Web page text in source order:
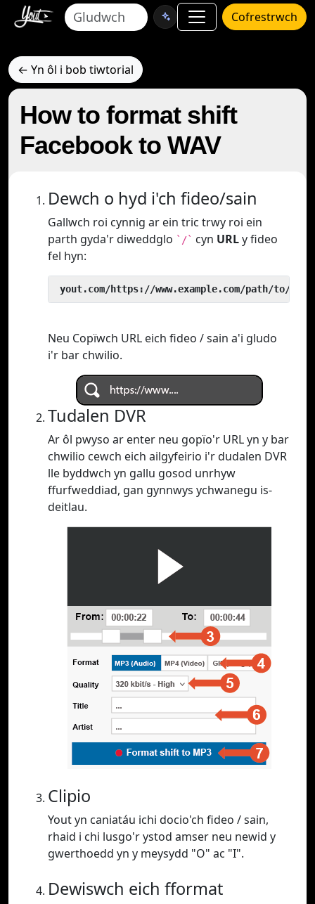
Cofrestrwch
← Yn ôl i bob tiwtorial
How to format shift
Facebook to WAV
Dewch o hyd i'ch fideo/sain
Gallwch roi cynnig ar ein tric trwy roi ein
parth gyda'r diweddglo `/` cyn URLy fideo
fel hyn:
yout.com/https://www.example.com/path/to/
Neu Copïwch URL eich fideo / sain a'i gludo
i'r bar chwilio.
Tudalen DVR
Ar ôl pwyso ar enter neu gopïo'r URL yn y bar
chwilio cewch eich ailgyfeirio i'r dudalen DVR
lle byddwch yn gallu gosod unrhyw
ffurfweddiad, gan gynnwys ychwanegu is-
deitlau.
Clipio
Yout yn caniatáu ichi docio'ch fideo / sain,
rhaid i chi lusgo'r ystod amser neu newid y
gwerthoedd yn y meysydd "O" ac "I".
Dewiswch eich fformat